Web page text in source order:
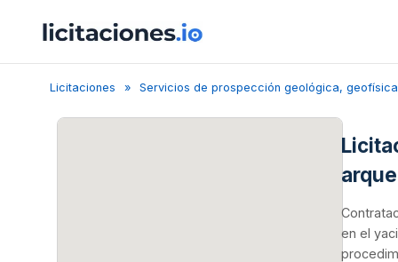
Licitaciones Servicios de prospección geológica,
en el